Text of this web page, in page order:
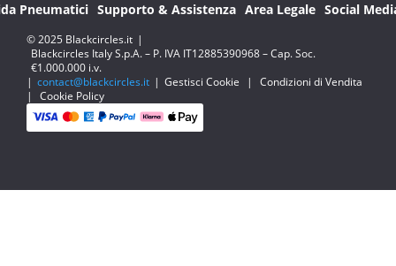
Pneumatici Supporto & Assistenza Area Legale Social
© 2025 Blackcircles.it |
Blackcircles Italy S.p.A. – P. IVA IT12885390968 – Cap. Soc.
€1.000.000 i.v.
| contact@blackcircles.it | Gestisci Cookie |
Condizioni di Vendita
|
Cookie Policy